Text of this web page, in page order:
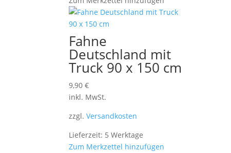
Fahne
Deutschland mit
Truck 90 x 150 cm
9,90€
inkl. MwSt.
zzgl.Versandkosten
Lieferzeit: 5 Werktage
Zum Merkzettel hinzufügen